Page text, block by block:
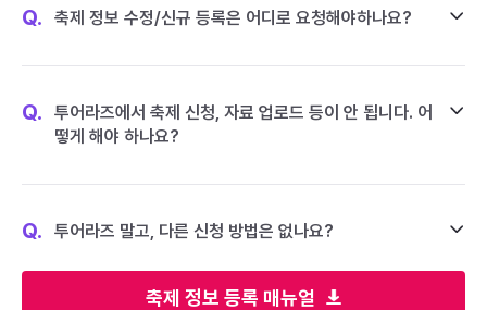
축제 정보 등록 매뉴얼
Q. 축제 정보 수정/신규 등록은 어디로 요청해야하나요?
Q.
투어라즈에서 축제 신청, 자료 업로드 등이 안 됩니다. 어
떻게 해야 하나요?
Q. 투어라즈 말고, 다른 신청 방법은 없나요?